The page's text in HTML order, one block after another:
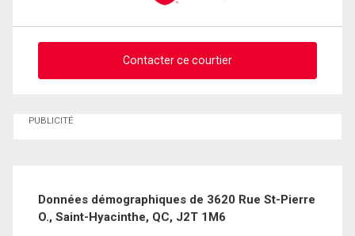
Contacter ce courtier
Demander des infos sur cette inscription
PUBLICITÉ
Données démographiques de 3620 Rue St-Pierre
O., Saint-Hyacinthe, QC, J2T 1M6